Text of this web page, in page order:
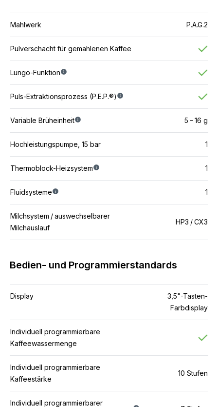
Mahlwerk P.A.G.2
Pulverschacht für gemahlenen Kaffee
Lungo-Funktion
Puls-Extraktionsprozess (P.E.P.®)
Variable Brüheinheit 5 – 16 g
Hochleistungspumpe, 15 bar 1
Thermoblock-Heizsystem 1
Fluidsysteme 1
Milchsystem / auswechselbarer
Milchauslauf
HP3 / CX3
Bedien- und Programmierstandards
Display
3,5"-Tasten-
Farbdisplay
Individuell programmierbare
Kaffeewassermenge
Individuell programmierbare
Kaffeestärke
10 Stufen
Individuell programmierbarer